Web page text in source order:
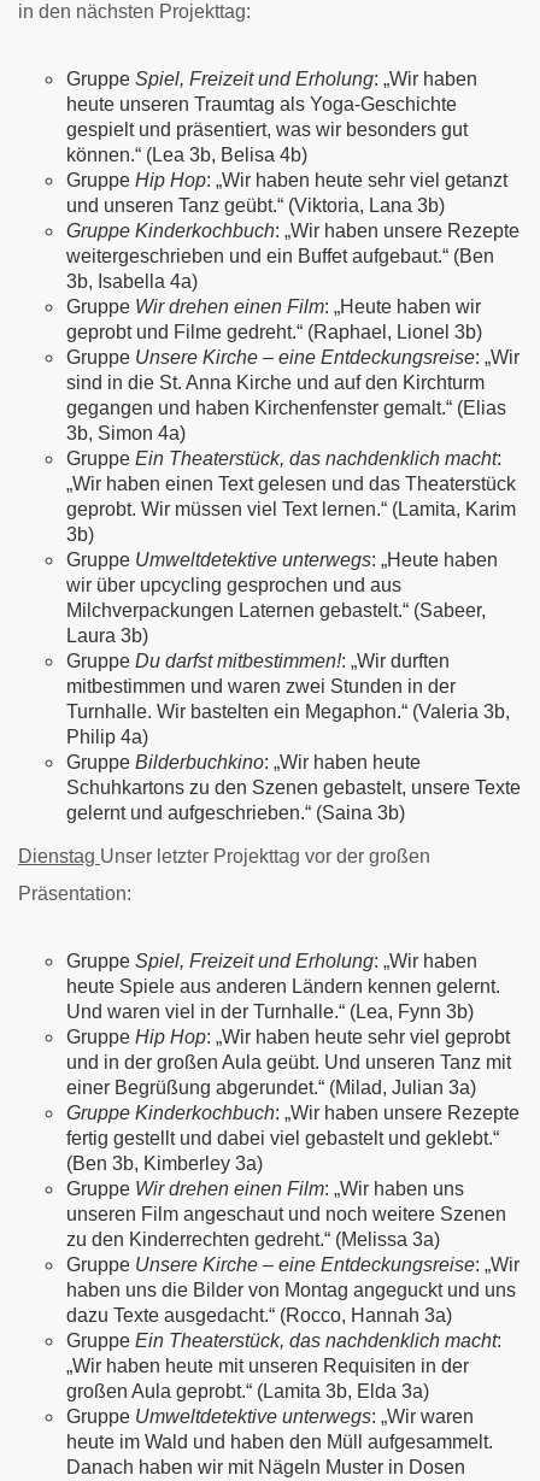
in den nächsten Projekttag:
Gruppe Spiel, Freizeit und Erholung: „Wir haben
heute unseren Traumtag als Yoga-Geschichte
gespielt und präsentiert, was wir besonders gut
können.“ (Lea 3b, Belisa 4b)
Gruppe Hip Hop: „Wir haben heute sehr viel getanzt
und unseren Tanz geübt.“ (Viktoria, Lana 3b)
Gruppe Kinderkochbuch: „Wir haben unsere Rezepte
weitergeschrieben und ein Buffet aufgebaut.“ (Ben
3b, Isabella 4a)
Gruppe Wir drehen einen Film: „Heute haben wir
geprobt und Filme gedreht.“ (Raphael, Lionel 3b)
Gruppe Unsere Kirche – eine Entdeckungsreise: „Wir
sind in die St. Anna Kirche und auf den Kirchturm
gegangen und haben Kirchenfenster gemalt.“ (Elias
3b, Simon 4a)
Gruppe Ein Theaterstück, das nachdenklich macht:
„Wir haben einen Text gelesen und das Theaterstück
geprobt. Wir müssen viel Text lernen.“ (Lamita, Karim
3b)
Gruppe Umweltdetektive unterwegs: „Heute haben
wir über upcycling gesprochen und aus
Milchverpackungen Laternen gebastelt.“ (Sabeer,
Laura 3b)
Gruppe Du darfst mitbestimmen!: „Wir durften
mitbestimmen und waren zwei Stunden in der
Turnhalle. Wir bastelten ein Megaphon.“ (Valeria 3b,
Philip 4a)
Gruppe Bilderbuchkino: „Wir haben heute
Schuhkartons zu den Szenen gebastelt, unsere Texte
gelernt und aufgeschrieben.“ (Saina 3b)
Dienstag Unser letzter Projekttag vor der großen
Präsentation:
Gruppe Spiel, Freizeit und Erholung: „Wir haben
heute Spiele aus anderen Ländern kennen gelernt.
Und waren viel in der Turnhalle.“ (Lea, Fynn 3b)
Gruppe Hip Hop: „Wir haben heute sehr viel geprobt
und in der großen Aula geübt. Und unseren Tanz mit
einer Begrüßung abgerundet.“ (Milad, Julian 3a)
Gruppe Kinderkochbuch: „Wir haben unsere Rezepte
fertig gestellt und dabei viel gebastelt und geklebt.“
(Ben 3b, Kimberley 3a)
Gruppe Wir drehen einen Film: „Wir haben uns
unseren Film angeschaut und noch weitere Szenen
zu den Kinderrechten gedreht.“ (Melissa 3a)
Gruppe Unsere Kirche – eine Entdeckungsreise: „Wir
haben uns die Bilder von Montag angeguckt und uns
dazu Texte ausgedacht.“ (Rocco, Hannah 3a)
Gruppe Ein Theaterstück, das nachdenklich macht:
„Wir haben heute mit unseren Requisiten in der
großen Aula geprobt.“ (Lamita 3b, Elda 3a)
Gruppe Umweltdetektive unterwegs: „Wir waren
heute im Wald und haben den Müll aufgesammelt.
Danach haben wir mit Nägeln Muster in Dosen